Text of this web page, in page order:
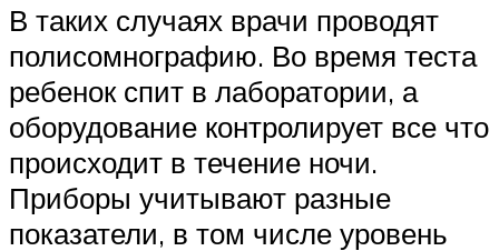
В таких случаях врачи проводят
полисомнографию. Во время теста
ребенок спит в лаборатории, а
оборудование контролирует все что
происходит в течение ночи.
Приборы учитывают разные
показатели, в том числе уровень